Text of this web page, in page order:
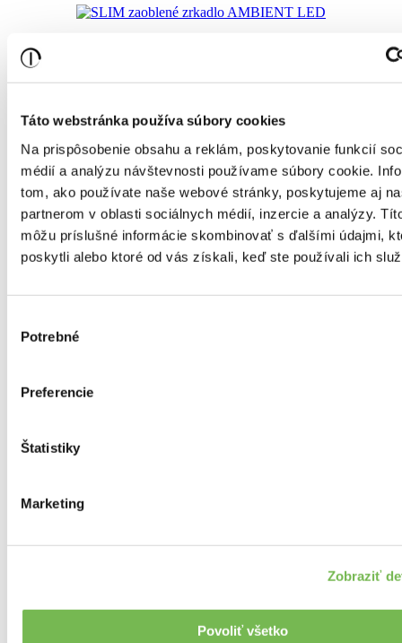
Táto webstránka používa súbory cookies
Na prispôsobenie obsahu a reklám, poskytovanie funkcií
médií a analýzu návštevnosti používame súbory cookie.
tom, ako používate naše webové stránky, poskytujeme aj
partnerom v oblasti sociálnych médií, inzercie a analýzy.
môžu príslušné informácie skombinovať s ďalšími údajmi,
poskytli alebo ktoré od vás získali, keď ste používali ich
súhlasu
Potrebné
Preferencie
Štatistiky
Marketing
Zobraziť
Povoliť všetko
SLIM zaoblené zrkadlo AMBIENT LED
SLIM elipsové zrkadlo INTEGRO LED
339,00€ 275,61€ bez DPH